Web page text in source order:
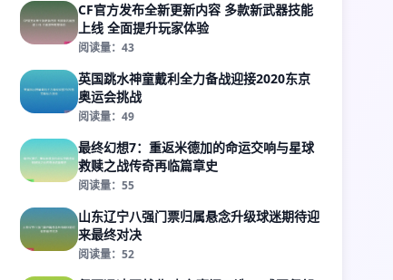
CF官方发布全新更新内容 多款新武器技能
上线 全面提升玩家体验
阅读量：43
英国跳水神童戴利全力备战迎接2020东京
奥运会挑战
阅读量：49
最终幻想7：重返米德加的命运交响与星球
救赎之战传奇再临篇章史
阅读量：55
山东辽宁八强门票归属悬念升级球迷期待迎
来最终对决
阅读量：52